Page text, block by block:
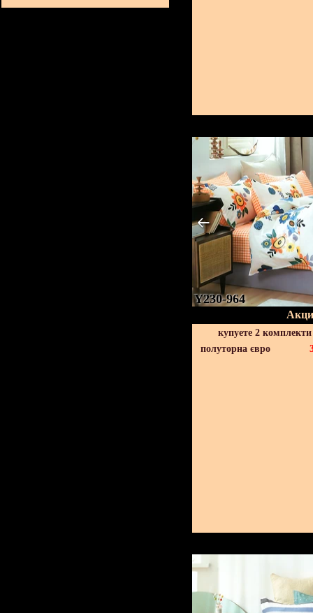
Y230-964
купуете 2
полуторна євро